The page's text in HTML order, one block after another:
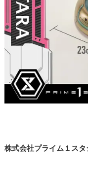
株式会社プライム１スタ